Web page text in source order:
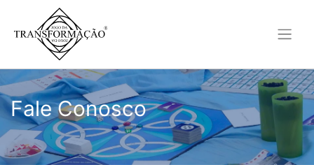
Fale
Conosco
Fale Conosco